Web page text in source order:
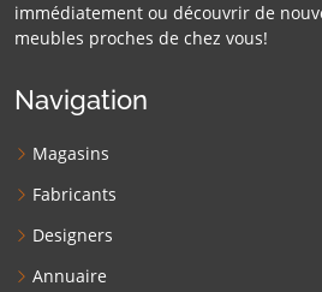
immédiatement ou découvrir de
meubles proches de chez vous!
Navigation
Magasins
Fabricants
Designers
Annuaire